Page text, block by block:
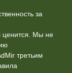
за
ценится. Мы не
третьим